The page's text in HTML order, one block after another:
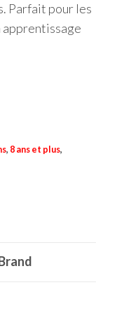
Parfait pour les
apprentissage
, 8 ans et plus,